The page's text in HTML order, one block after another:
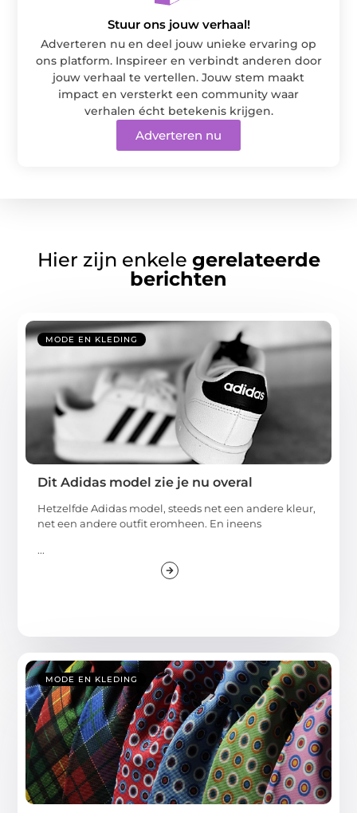
Stuur ons jouw verhaal!
Adverteren nu en deel jouw unieke ervaring op
ons platform. Inspireer en verbindt anderen door
jouw verhaal te vertellen. Jouw stem maakt
impact en versterkt een community waar
verhalen écht betekenis krijgen.
Adverteren nu
Hier zijn enkele gerelateerde
berichten
MODE EN KLEDING
Dit Adidas model zie je nu overal
Hetzelfde Adidas model, steeds net een andere kleur,
net een andere outfit eromheen. En ineens
...
MODE EN KLEDING